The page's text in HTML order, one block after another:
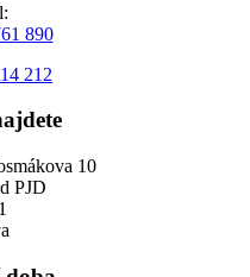
890
212
10
PJD